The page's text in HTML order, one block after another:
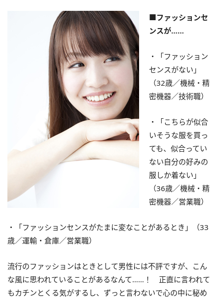
■ファッションセ
ンスが……
・「ファッション
センスがない」
（32歳／機械・精
密機器／技術職）
・「こちらが似合
いそうな服を買っ
ても、似合ってい
ない自分の好みの
服しか着ない」
（36歳／機械・精
密機器／営業職）
・「ファッションセンスがたまに変なことがあるとき」（33
歳／運輸・倉庫／営業職）
流行のファッションはときとして男性には不評ですが、こん
な風に思われていることがあるなんて……！ 正直に言われて
もカチンとくる気がするし、ずっと言わないで心の中に秘め